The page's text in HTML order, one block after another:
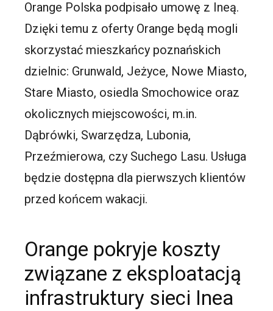
Orange Polska podpisało umowę z Ineą.
Dzięki temu z oferty Orange będą mogli
skorzystać mieszkańcy poznańskich
dzielnic: Grunwald, Jeżyce, Nowe Miasto,
Stare Miasto, osiedla Smochowice oraz
okolicznych miejscowości, m.in.
Dąbrówki, Swarzędza, Lubonia,
Przeźmierowa, czy Suchego Lasu. Usługa
będzie dostępna dla pierwszych klientów
przed końcem wakacji.
Orange pokryje koszty
związane z eksploatacją
infrastruktury sieci Inea